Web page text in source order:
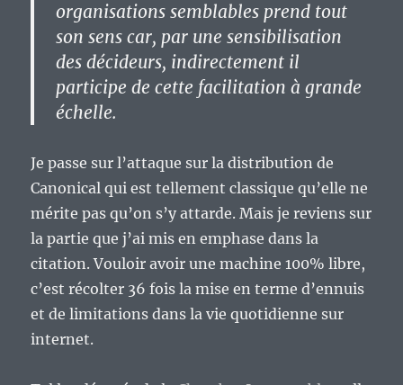
organisations semblables prend tout
son sens car, par une sensibilisation
des décideurs, indirectement il
participe de cette facilitation à grande
échelle.
Je passe sur l’attaque sur la distribution de
Canonical qui est tellement classique qu’elle ne
mérite pas qu’on s’y attarde. Mais je reviens sur
la partie que j’ai mis en emphase dans la
citation. Vouloir avoir une machine 100% libre,
c’est récolter 36 fois la mise en terme d’ennuis
et de limitations dans la vie quotidienne sur
internet.